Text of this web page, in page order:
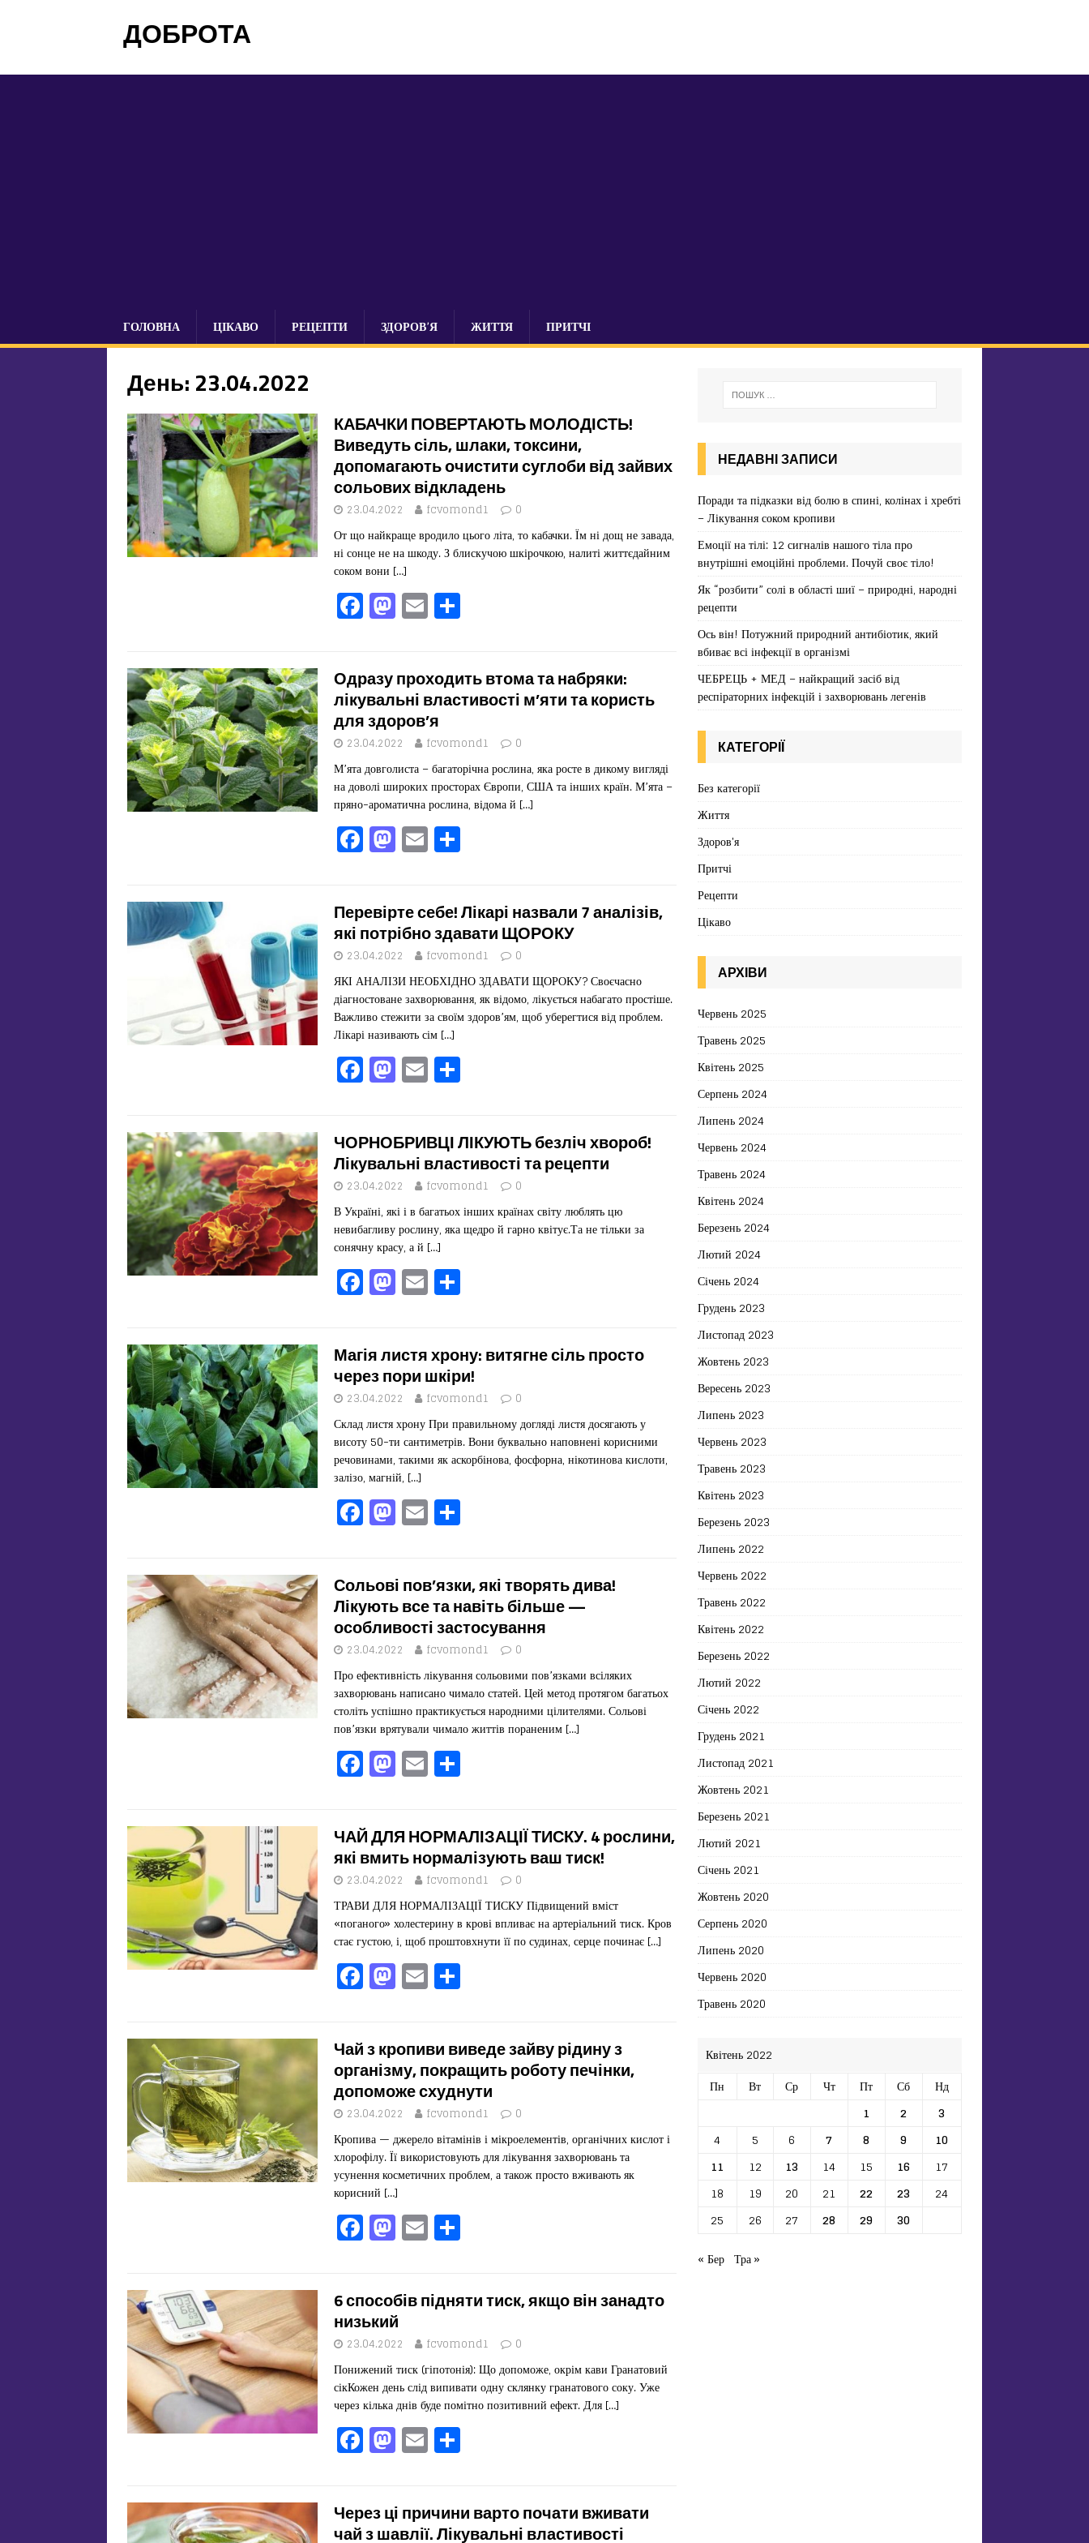
ДОБРОТА
ГОЛОВНА ЦІКАВО РЕЦЕПТИ ЗДОРОВ’Я ЖИТТЯ ПРИТЧІ
День: 23.04.2022
КАБАЧКИ ПОВЕРТАЮТЬ МОЛОДІСТЬ!
Виведуть сіль, шлаки, токсини,
допомагають очистити суглоби від зайвих
сольових відкладень
23.04.2022 fcvomond1 0
От що найкраще вродило цього літа, то кабачки. Їм ні дощ не завада,
ні сонце не на шкоду. З блискучою шкірочкою, налиті життєдайним
соком вони […]
F
a
e
b
o
o
k
M
a
o
d
o
n
E
m
l ит
ис
я
Одразу проходить втома та набряки:
лікувальні властивості м’яти та користь
для здоров’я
23.04.2022 fcvomond1 0
М’ята довголиста – багаторічна рослина, яка росте в дикому вигляді
на доволі широких просторах Європи, США та інших країн. М’ята –
пряно-ароматична рослина, відома й […]
F
a
e
b
o
o
k
M
a
o
d
o
n
E
m
l ит
ис
я
Перевірте себе! Лікарі назвали 7 аналізів,
які потрібно здавати ЩОРОКУ
23.04.2022 fcvomond1 0
ЯКІ АНАЛІЗИ НЕОБХІДНО ЗДАВАТИ ЩОРОКУ? Своєчасно
діагностоване захворювання, як відомо, лікується набагато простіше.
Важливо стежити за своїм здоров’ям, щоб уберегтися від проблем.
Лікарі називають сім […]
F
a
e
b
o
o
k
M
a
o
d
o
n
E
m
l ит
ис
я
ЧОРНОБРИВЦІ ЛІКУЮТЬ безліч хвороб!
Лікувальні властивості та рецепти
23.04.2022 fcvomond1 0
В Україні, які і в багатьох інших країнах світу люблять цю
невибагливу рослину, яка щедро й гарно квітує.Та не тільки за
сонячну красу, а й […]
F
a
e
b
o
o
k
M
a
o
d
o
n
E
m
l ит
ис
я
Магія листя хрону: витягне сіль просто
через пори шкіри!
23.04.2022 fcvomond1 0
Склад листя хрону При правильному догляді листя досягають у
висоту 50-ти сантиметрів. Вони буквально наповнені корисними
речовинами, такими як аскорбінова, фосфорна, нікотинова кислоти,
залізо, магній, […]
F
a
e
b
o
o
k
M
a
o
d
o
n
E
m
l ит
ис
я
Сольові пов’язки, які творять дива!
Лікують все та навіть більше —
особливості застосування
23.04.2022 fcvomond1 0
Про ефективність лікування сольовими пов’язками всіляких
захворювань написано чимало статей. Цей метод протягом багатьох
століть успішно практикується народними цілителями. Сольові
пов’язки врятували чимало життів пораненим […]
F
a
c
e
b
o
o
k
M
a
o
d
o
n
E
m
l ит
ис
я
ЧАЙ ДЛЯ НОРМАЛІЗАЦІЇ ТИСКУ. 4 рослини,
які вмить нормалізують ваш тиск!
23.04.2022 fcvomond1 0
ТРАВИ ДЛЯ НОРМАЛІЗАЦІЇ ТИСКУ Підвищений вміст
«поганого» холестерину в крові впливає на артеріальний тиск. Кров
стає густою, і, щоб проштовхнути її по судинах, серце починає […]
F
a
e
b
o
o
k
M
a
o
d
o
n
E
m
l ит
ис
я
Чай з кропиви виведе зайву рідину з
організму, покращить роботу печінки,
допоможе схуднути
23.04.2022 fcvomond1 0
Кропива — джерело вітамінів і мікроелементів, органічних кислот і
хлорофілу. Її використовують для лікування захворювань та
усунення косметичних проблем, а також просто вживають як
корисний […]
F
a
e
b
o
o
k
M
a
o
d
o
n
E
m
l ит
ис
я
6 способів підняти тиск, якщо він занадто
низький
23.04.2022 fcvomond1 0
Понижений тиск (гіпотонія): Що допоможе, окрім кави Гранатовий
сікКожен день слід випивати одну склянку гранатового соку. Уже
через кілька днів буде помітно позитивний ефект. Для […]
F
a
e
M
a
o
E
m
l ит
Через ці причини варто почати вживати
чай з шавлії. Лікувальні властивості
НЕДАВНІ ЗАПИСИ
Поради та підказки від болю в спині, колінах і хребті
– Лікування соком кропиви
Емоції на тілі: 12 сигналів нашого тіла про
внутрішні емоційні проблеми. Почуй своє тіло!
Як “розбити” солі в області шиї – природні, народні
рецепти
Ось він! Потужний природний антибіотик, який
вбиває всі інфекції в організмі
ЧЕБРЕЦЬ + МЕД – найкращий засіб від
респіраторних інфекцій і захворювань легенів
КАТЕГОРІЇ
Без категорії
Життя
Здоров'я
Притчі
Рецепти
Цікаво
АРХІВИ
Червень 2025
Травень 2025
Квітень 2025
Серпень 2024
Липень 2024
Червень 2024
Травень 2024
Квітень 2024
Березень 2024
Лютий 2024
Січень 2024
Грудень 2023
Листопад 2023
Жовтень 2023
Вересень 2023
Липень 2023
Червень 2023
Травень 2023
Квітень 2023
Березень 2023
Липень 2022
Червень 2022
Травень 2022
Квітень 2022
Березень 2022
Лютий 2022
Січень 2022
Грудень 2021
Листопад 2021
Жовтень 2021
Березень 2021
Лютий 2021
Січень 2021
Жовтень 2020
Серпень 2020
Липень 2020
Червень 2020
Травень 2020
Квітень 2022
Пн
Вт Ср Чт Пт Сб
Нд
1
2
3
4
5 6 7 8 9
10
11
12 13 14 15 16
17
18
19 20 21 22 23
24
25
26 27 28 29
30
« Бер Тра »